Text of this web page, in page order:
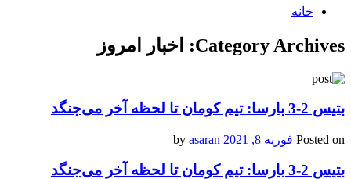
خانه
Category Archives: اخبار امروز
بتیس 2-3 بارسا: تیم کومان تا لحظه آخر می‌جنگد
Posted on فوریه 8, 2021 asaran
بتیس 2-3 بارسا: تیم کومان تا لحظه آخر می‌جنگد